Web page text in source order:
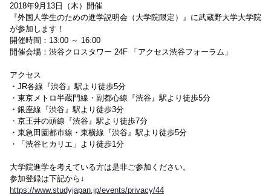
2018年9月13日（木）開催
『外国人学生のための進学説明会（大学院限定）』に武蔵野大学大学院
が参加します！
開催時間：13:00 ～ 16:00
開催会場：渋谷クロスタワー 24F 「アクセス渋谷フォーラム」
アクセス
・JR各線『渋谷』駅より徒歩5分
・東京メトロ半蔵門線・副都心線『渋谷』駅より徒歩5分
・銀座線『渋谷』駅より徒歩3分
・京王井の頭線『渋谷』駅より徒歩7分
・東急田園都市線・東横線『渋谷』駅より徒歩5分
・「渋谷ヒカリエ」より徒歩1分
大学院進学を考えている方は是非ご参加ください。
参加登録は下記から↓
https://www.studyjapan.jp/events/privacy/44